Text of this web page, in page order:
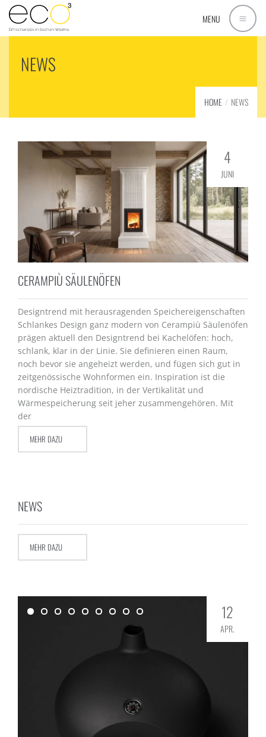
MENU
NEWS
HOME NEWS
4
JUNI
CERAMPIÙ SÄULENÖFEN
Designtrend mit herausragenden Speichereigenschaften
Schlankes Design ganz modern von Cerampiù Säulenöfen
prägen aktuell den Designtrend bei Kachelöfen: hoch,
schlank, klar in der Linie. Sie definieren einen Raum,
noch bevor sie angeheizt werden, und fügen sich gut in
zeitgenössische Wohnformen ein. Inspiration ist die
nordische Heiztradition, in der Vertikalität und
Wärmespeicherung seit jeher zusammengehören. Mit
der
MEHR DAZU
NEWS
MEHR DAZU
12
APR.